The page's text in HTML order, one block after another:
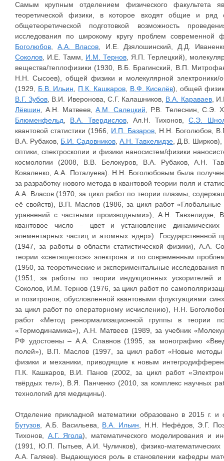
Самым крупным отделением физического факультета
теоретической физики, в которое входят общие и
общетеоретической подготовкой возможность
исследования по широкому кругу проблем современной
Боголюбов ,А.А. Власов , И.Е. Дзялошинский, Д.Д.
Соколов , И.Е. Тамм, И.М. Тернов , Я.П. Терлецкий),
вещества/теплофизики (1930, В.Б. Брагинский, В.П.
Н.Н. Сысоев), общей физики и молекулярной электроники/
(1929, Б.В. Ильин П.К. Кашкаров, В.Ф. Киселёв), общей
В.Г. Зубов , В.И. Иверонова, С.Г. Калашников, В.А. Караваев,
Лёвшин , А.Н. Матвеев,А.М. Салецкий , Р.В. Телеснин, С.Э.
Блюменфельд
В.А. Твердислов, Ал.Н. Тихонов,С.Э.
квантовой статистики (1966, И.П. Базаров , Н.Н. Боголюбов,
В.А. Рубаков, Б.И. Садовников, А.Н. Тавхелидзе , Д.В.
оптики, спектроскопии и физики наносистем/физики
космологии (2008, В.В. Белокуров, В.А. Рубаков, А.Н.
Коваленко, А.А. Поталуева). Н.Н. Боголюбовым была
за разработку нового метода в квантовой теории поля и
А.А. Власов (1970, за цикл работ по теории плазмы,
её свойств), В.П. Маслов (1986, за цикл работ
уравнений с частными производными»), А.Н. Тавхелидзе,
квантовое число – цвет и установление динамических
элементарных частиц и атомных ядер»).
(1947, за работы в области статистической физики), А.А.
теории «светящегося» электрона и по современным
(1950, за теоретические и экспериментальные
(1951, за работы по теории индукционных ускорителей
Соколов, И.М. Тернов (1976, за цикл работ по
и позитронов, обусловленной квантовыми флуктуациями
за цикл работ по операторному исчислению), Н.Н.
работ «Метод ренормализационной группы в теории
«Термодинамика»), А.Н. Матвеев (1989, за учебник
РФ удостоены – А.А. Славнов (1995, за монографию
полей»), В.П. Маслов (1997, за цикл работ «Новые методы
физики и механики, приводящие к новым
П.К. Кашкаров, В.И. Панов (2002, за цикл работ
твёрдых тел»), В.Я. Панченко (2010, за комплекс научных
технологий для медицины).
Отделение прикладной математики образовано в 2015 г.
Бутузов , А.Б. Васильева, В.А. Ильин , Н.Н. Нефёдов, Э.Г.
Тихонов, А.Г. Ягола), математического моделирования и
(1991, Ю.П. Пытьев, А.И. Чуличков), физико-
А.А. Галяев). Выдающуюся роль в становлении кафедры